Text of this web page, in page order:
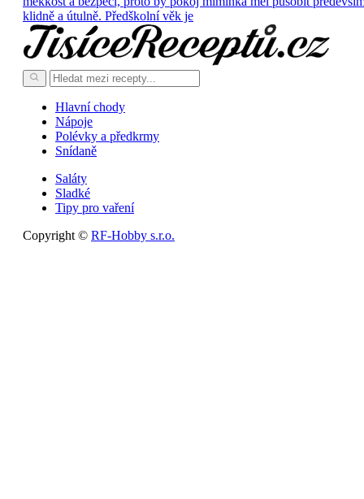
klidně a útulně. Předškolní věk je
Hlavní chody
Nápoje
Polévky a předkrmy
Snídaně
Saláty
Sladké
Tipy pro vaření
Copyright © RF-Hobby s.r.o.